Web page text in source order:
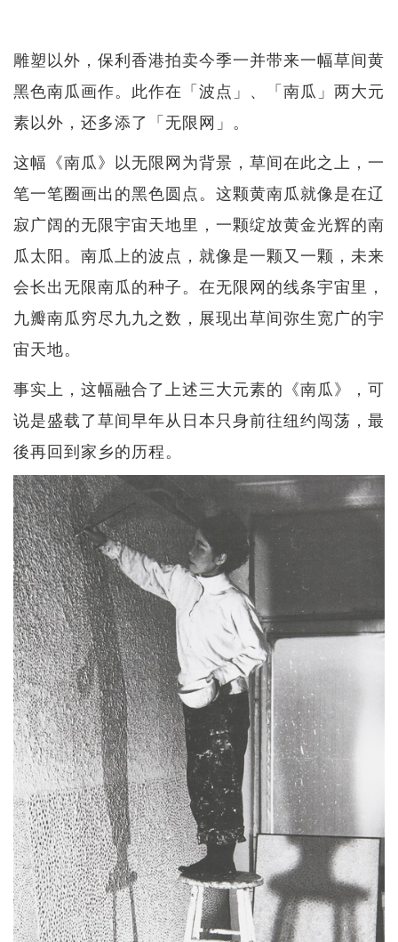
雕塑以外，保利香港拍卖今季一并带来一幅草间黄
黑色南瓜画作。此作在「波点」、「南瓜」两大元
素以外，还多添了「无限网」。
这幅《南瓜》以无限网为背景，草间在此之上，一
笔一笔圈画出的黑色圆点。这颗黄南瓜就像是在辽
寂广阔的无限宇宙天地里，一颗绽放黄金光辉的南
瓜太阳。南瓜上的波点，就像是一颗又一颗，未来
会长出无限南瓜的种子。在无限网的线条宇宙里，
九瓣南瓜穷尽九九之数，展现出草间弥生宽广的宇
宙天地。
事实上，这幅融合了上述三大元素的《南瓜》，可
说是盛载了草间早年从日本只身前往纽约闯荡，最
後再回到家乡的历程。